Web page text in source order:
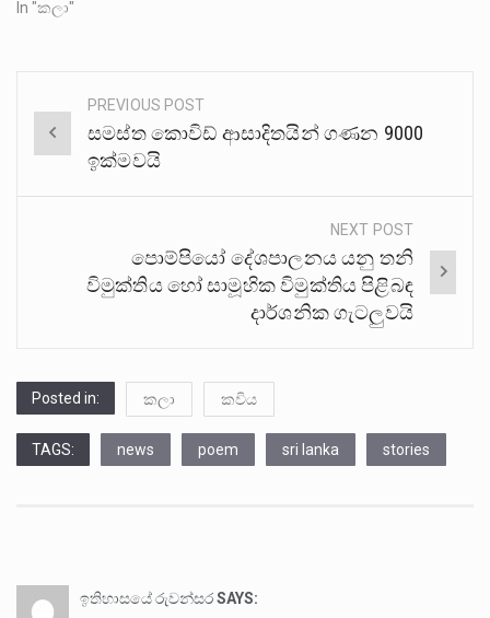
In "කලා"
Post
navigation
PREVIOUS POST
සමස්ත කොවිඩ් ආසාදිතයින් ගණන 9000
ඉක්මවයි
NEXT POST
පොම්පියෝ දේශපාලනය යනු තනි
විමුක්තිය හෝ සාමූහික විමුක්තිය පිළිබඳ
දාර්ශනික ගැටලුවයි
Posted in: කලා කවිය
TAGS: news poem sri lanka stories
ඉතිහාසයේ රුවන්සරSAYS: